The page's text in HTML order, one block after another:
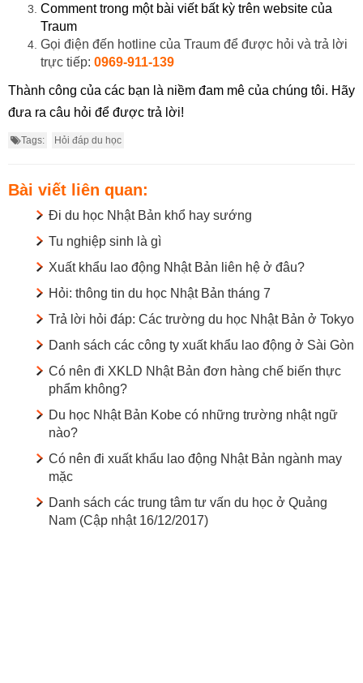
Comment trong một bài viết bất kỳ trên website của
Traum
Gọi điện đến hotline của Traum để được hỏi và trả lời
trực tiếp: 0969-911-139
Thành công của các bạn là niềm đam mê của chúng tôi. Hãy
đưa ra câu hỏi để được trả lời!
Tags: Hỏi đáp du học
Bài viết liên quan:
Đi du học Nhật Bản khổ hay sướng
Tu nghiệp sinh là gì
Xuất khẩu lao động Nhật Bản liên hệ ở đâu?
Hỏi: thông tin du học Nhật Bản tháng 7
Trả lời hỏi đáp: Các trường du học Nhật Bản ở Tokyo
Danh sách các công ty xuất khẩu lao động ở Sài Gòn
Có nên đi XKLD Nhật Bản đơn hàng chế biến thực
phẩm không?
Du học Nhật Bản Kobe có những trường nhật ngữ
nào?
Có nên đi xuất khẩu lao động Nhật Bản ngành may
mặc
Danh sách các trung tâm tư vấn du học ở Quảng
Nam (Cập nhật 16/12/2017)